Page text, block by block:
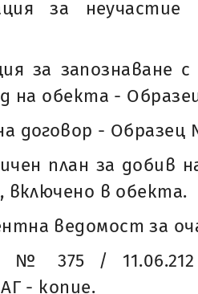
за
за запознаване
на обекта -
договор -
план за добив
включено в обекта.
ведомост за
№ 375 /
- копие.